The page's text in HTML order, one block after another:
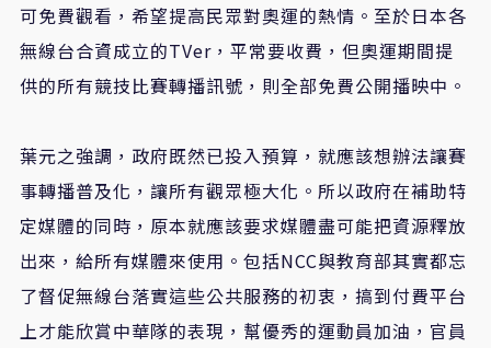
可免費觀看，希望提高民眾對奧運的熱情。至於日本各
無線台合資成立的TVer，平常要收費，但奧運期間提
供的所有競技比賽轉播訊號，則全部免費公開播映中。
葉元之強調，政府既然已投入預算，就應該想辦法讓賽
事轉播普及化，讓所有觀眾極大化。所以政府在補助特
定媒體的同時，原本就應該要求媒體盡可能把資源釋放
出來，給所有媒體來使用。包括NCC與教育部其實都忘
了督促無線台落實這些公共服務的初衷，搞到付費平台
上才能欣賞中華隊的表現，幫優秀的運動員加油，官員